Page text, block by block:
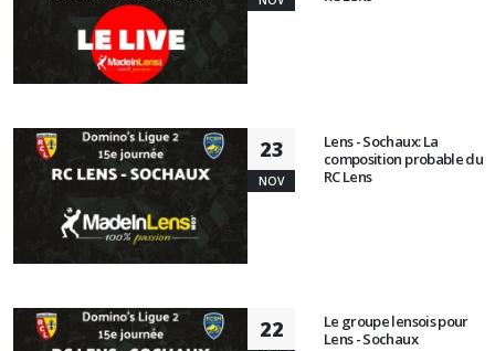
23
NOV
Lens - Sochaux: La
composition probable du
RC Lens
22
Le groupe lensois pour
Lens - Sochaux